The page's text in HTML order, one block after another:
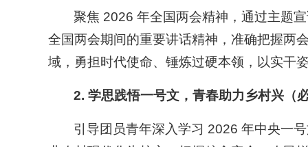
聚焦 2026 年全国两会精神，通过主题
全国两会期间的重要讲话精神，准确把握两
域，勇担时代使命、锤炼过硬本领，以实干
2. 学思践悟一号文，青春助力乡村兴 （
引导团员青年深入学习 2026 年中央一